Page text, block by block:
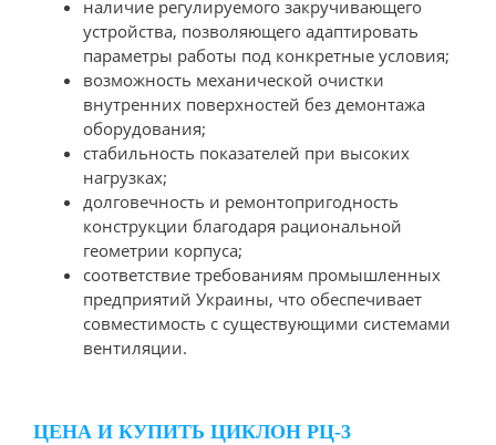
наличие регулируемого закручивающего
устройства, позволяющего адаптировать
параметры работы под конкретные условия;
возможность механической очистки
внутренних поверхностей без демонтажа
оборудования;
стабильность показателей при высоких
нагрузках;
долговечность и ремонтопригодность
конструкции благодаря рациональной
геометрии корпуса;
соответствие требованиям промышленных
предприятий Украины, что обеспечивает
совместимость с существующими системами
вентиляции.
ЦЕНА И КУПИТЬ ЦИКЛОН РЦ-3